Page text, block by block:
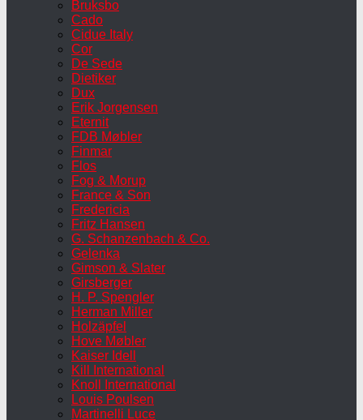
Bruksbo
Cado
Cidue Italy
Cor
De Sede
Dietiker
Dux
Erik Jorgensen
Eternit
FDB Møbler
Finmar
Flos
Fog & Morup
France & Son
Fredericia
Fritz Hansen
G. Schanzenbach & Co.
Gelenka
Gimson & Slater
Girsberger
H. P. Spengler
Herman Miller
Holzäpfel
Hove Møbler
Kaiser Idell
Kill International
Knoll International
Louis Poulsen
Martinelli Luce